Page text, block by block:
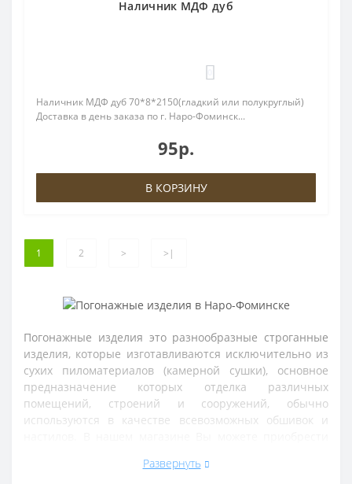
Наличник МДФ дуб
Наличник МДФ дуб 70*8*2150(гладкий или полукруглый)
Доставка в день заказа по г. Наро-Фоминск...
95р.
В КОРЗИНУ
1 2 > >|
Погонажные изделия это разнообразные строганные
изделия, которые изготавливаются исключительно из
сухих пиломатериалов (камерной сушки), основное
предназначение которых отделка различных
помещений, строений и сооружений, обычно
используются в качестве всевозможных обшивок и
наличник, рейка и многие другие. Возможна доставка
Развернуть